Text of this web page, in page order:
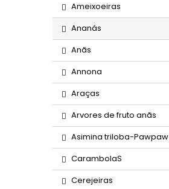
Ameixoeiras
Ananás
Anãs
Annona
Araças
Arvores de fruto anãs
Asimina triloba-Pawpaw
CarambolaS
Cerejeiras